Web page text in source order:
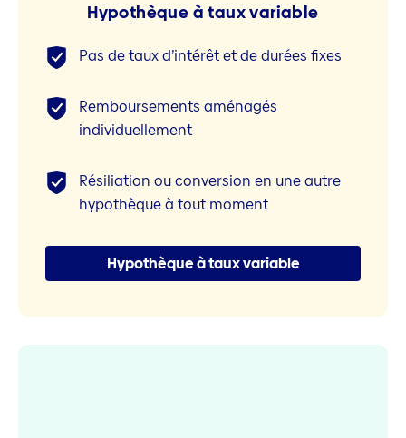
Hypothèque à taux variable
Pas de taux d’intérêt et de durées fixes
Remboursements aménagés
individuellement
Résiliation ou conversion en une autre
hypothèque à tout moment
Hypothèque à taux variable